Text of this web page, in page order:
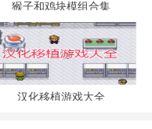
猴子和鸡块模组合集
汉化移植游戏大全